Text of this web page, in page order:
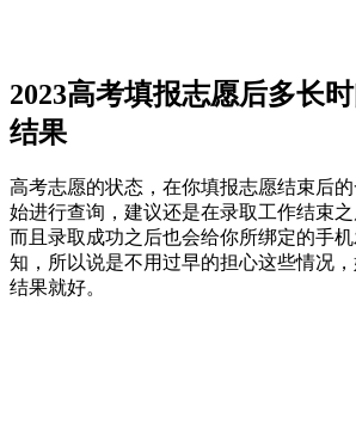
2023高考填报志愿后多长
结果
高考志愿的状态，在你填报志愿结束后
始进行查询，建议还是在录取工作结束之
而且录取成功之后也会给你所绑定的手
知，所以说是不用过早的担心这些情况
结果就好。